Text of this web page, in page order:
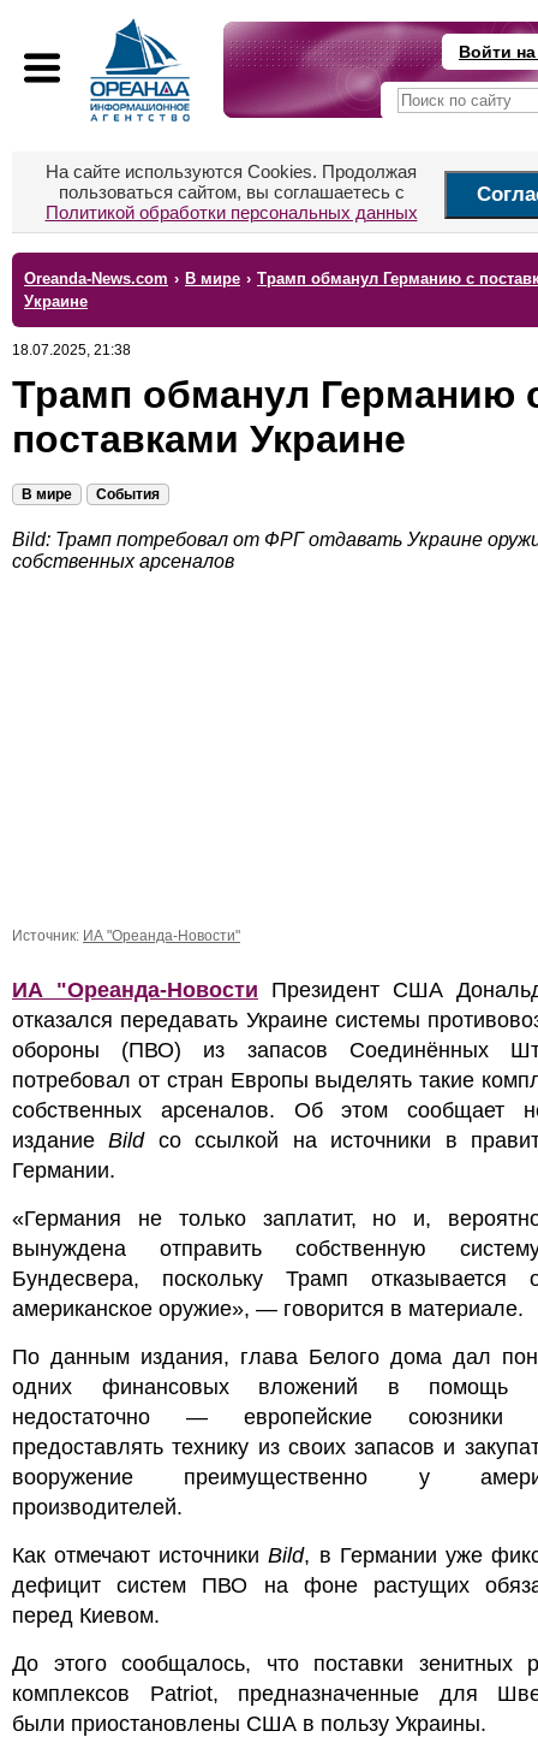
Войти
На сайте используются Cookies. Продолжая
пользоваться сайтом, вы соглашаетесь с
Политикой обработки персональных данных
Oreanda-News.com › В мире › Трамп обманул Германию с
Украине
18.07.2025, 21:38
Трамп обманул Германию
поставками Украине
В мире События
Bild: Трамп потребовал от ФРГ отдавать Украине
собственных арсеналов
Источник: ИА "Ореанда-Новости"
ИА "Ореанда-Новости
Президент США
отказался передавать Украине системы
обороны (ПВО) из запасов Соединённых
потребовал от стран Европы выделять такие
собственных арсеналов. Об этом сообщает
изданиеBildсо ссылкой на источники в
Германии.
«Германия не только заплатит, но и,
вынуждена отправить собственную
Бундесвера, поскольку Трамп отказывается
американское оружие», — говорится в материале.
По данным издания, глава Белого дома дал
одних финансовых вложений в помощь
недостаточно — европейские союзники
предоставлять технику из своих запасов и
вооружение преимущественно у
производителей.
Как отмечают источникиBild, в Германии уже
дефицит систем ПВО на фоне растущих
перед Киевом.
До этого сообщалось, что поставки зенитных
комплексов Patriot, предназначенные для
были приостановлены США в пользу Украины.